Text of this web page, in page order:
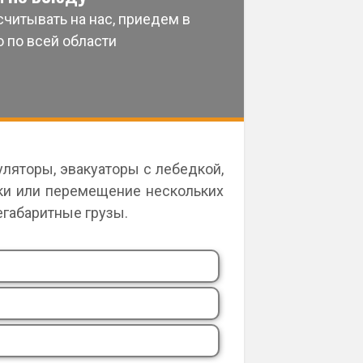
на нас, приедем в
всей области
эвакуаторы с лебедкой,
или перемещение нескольких
грузы.